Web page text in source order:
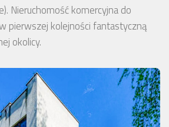
Nieruchomość komercyjna do
pierwszej kolejności fantastyczną
okolicy.